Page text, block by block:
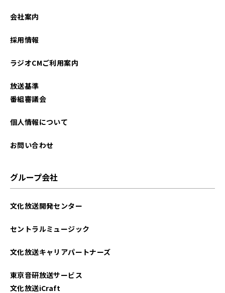
会社案内
採用情報
ラジオCMご利用案内
放送基準
番組審議会
個人情報について
お問い合わせ
グループ会社
文化放送開発センター
セントラルミュージック
文化放送キャリアパートナーズ
東京音研放送サービス
文化放送iCraft